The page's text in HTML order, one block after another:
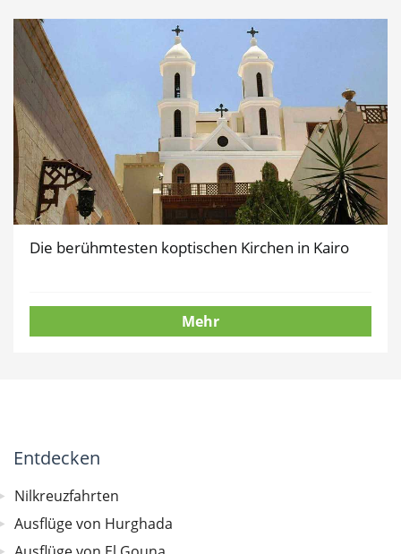
Die berühmtesten koptischen Kirchen in Kairo
Mehr
Entdecken
Nilkreuzfahrten
Ausflüge von Hurghada